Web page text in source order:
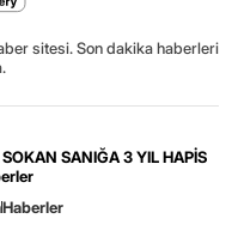
sitesi. Son dakika haberleri
SANIĞA 3 YIL HAPİS
Haberler